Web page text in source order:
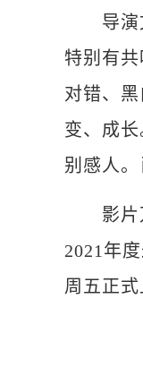
导演文
特别有
对错、
变、成
别感人
影片万
2021年
周五正